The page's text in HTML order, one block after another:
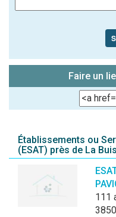
Faire un
Établissements ou
(ESAT) près de La